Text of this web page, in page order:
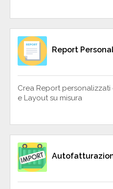
Report
Crea Report
e Layout su misura